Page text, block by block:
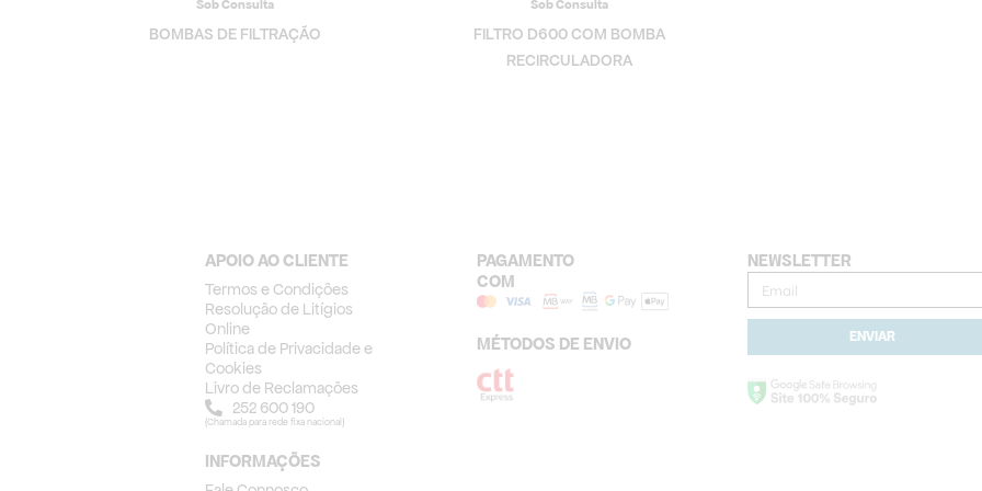
Sob Consulta
BOMBAS DE FILTRAÇÃO
Sob Consulta
FILTRO D600 COM BOMBA
RECIRCULADORA
APOIO AO CLIENTE
Termos e Condições
Resolução de Litígios
Online
Política de Privacidade e
Cookies
Livro de Reclamações
252 600 190
(Chamada para rede fixa nacional)
INFORMAÇÕES
PAGAMENTO
COM
MÉTODOS DE ENVIO
NEWSLETTER
Email
ENVIAR